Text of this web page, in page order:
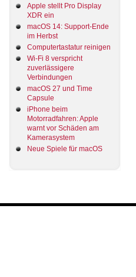
Apple stellt Pro Display
XDR ein
macOS 14: Support-Ende
im Herbst
Computertastatur reinigen
Wi-Fi 8 verspricht
zuverlässigere
Verbindungen
macOS 27 und Time
Capsule
iPhone beim
Motorradfahren: Apple
warnt vor Schäden am
Kamerasystem
Neue Spiele für macOS